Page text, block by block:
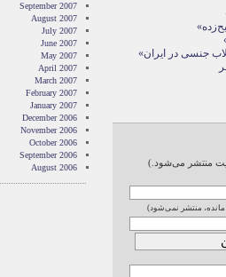
جنسی در ایران»
منتشر می‌شود.)
مانده، منتشر نمی‌شود)
September 2007
August 2007
July 2007
June 2007
May 2007
April 2007
March 2007
February 2007
January 2007
December 2006
November 2006
October 2006
September 2006
August 2006